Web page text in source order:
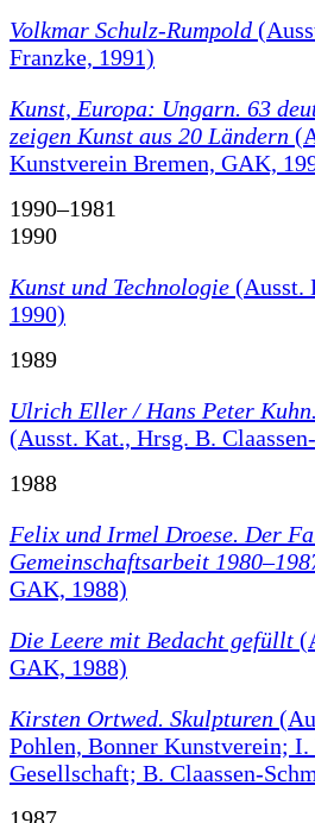
Volkmar Schulz-Rumpold
Franzke, 1991)
Kunst, Europa: Ungarn. 63
zeigen Kunst aus 20 Ländern
Kunstverein Bremen, GAK,
1990–1981
1990
Kunst und Technologie (Ausst.
1990)
1989
Ulrich Eller / Hans Peter
(Ausst. Kat., Hrsg. B.
1988
Felix und Irmel Droese. Der
Gemeinschaftsarbeit
GAK, 1988)
Die Leere mit Bedacht gefüllt
GAK, 1988)
Kirsten Ortwed. Skulpturen
Pohlen, Bonner Kunstverein; I.
Gesellschaft; B. Claassen-